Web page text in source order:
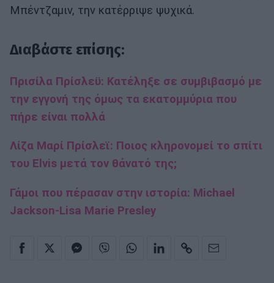
Μπέντζαμιν, την κατέρριψε ψυχικά.
Διαβάστε επίσης:
Πρισίλα Πρίσλεϋ: Κατέληξε σε συμβιβασμό με
την εγγονή της όμως τα εκατομμύρια που
πήρε είναι πολλά
Λίζα Μαρί Πρίσλεϊ: Ποιος κληρονομεί το σπίτι
του Elvis μετά τον θάνατό της;
Γάμοι που πέρασαν στην ιστορία: Michael
Jackson-Lisa Marie Presley